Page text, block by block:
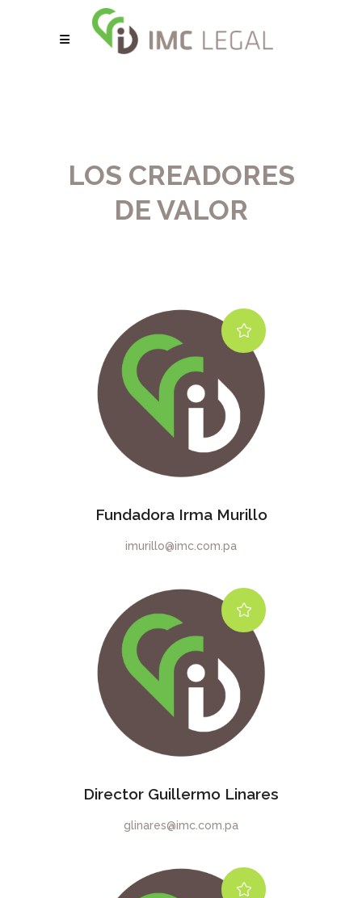
LOS CREADORES
DE VALOR
Fundadora Irma Murillo
imurillo@imc.com.pa
Director Guillermo Linares
glinares@imc.com.pa